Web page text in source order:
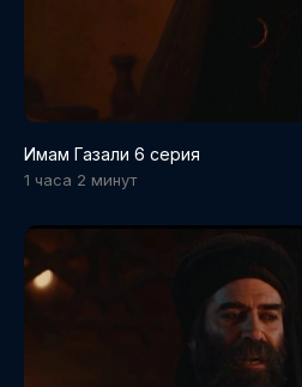
Имам Газали 6 серия
1 часа 2 минут